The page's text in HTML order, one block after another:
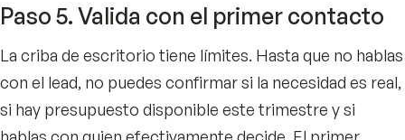
Paso 5. Valida con el primer contacto
La criba de escritorio tiene límites. Hasta que no hablas
con el lead, no puedes confirmar si la necesidad es real,
si hay presupuesto disponible este trimestre y si